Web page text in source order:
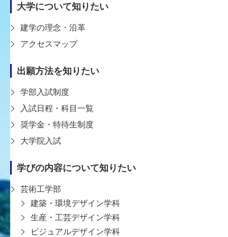
大学について知りたい
建学の理念・沿革
アクセスマップ
出願方法を知りたい
学部入試制度
入試日程・科目一覧
奨学金・特待生制度
大学院入試
学びの内容について知りたい
芸術工学部
建築・環境デザイン学科
生産・工芸デザイン学科
ビジュアルデザイン学科
文学修士／国際学修士
専門分野
文化人類学
教員一覧ページへ戻る
〒651-2196 神戸市西区学園西町8-1-1
8-1-1 Gakuennishi-machi,Nishi-ku,Kobe